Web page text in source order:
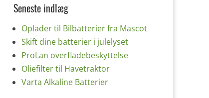
Seneste indlæg
Oplader til Bilbatterier fra Mascot
Skift dine batterier i julelyset
ProLan overfladebeskyttelse
Oliefilter til Havetraktor
Varta Alkaline Batterier